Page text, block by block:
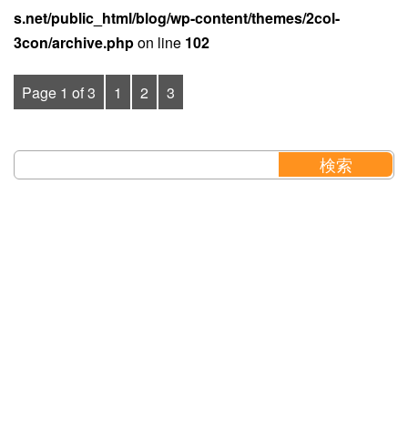
s.net/public_html/blog/wp-content/themes/2col-
3con/archive.phpon line 102
Page 1 of 3 1 2 3